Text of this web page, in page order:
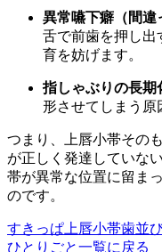
異常嚥下癖（間違
舌で前歯を押し出
育を妨げます。
指しゃぶりの長期
形させてしまう原
つまり、上唇小帯その
が正しく発達していな
帯が異常な位置に留ま
のです。
すきっぱ 上唇小帯歯並
ひとりごと一覧に戻る